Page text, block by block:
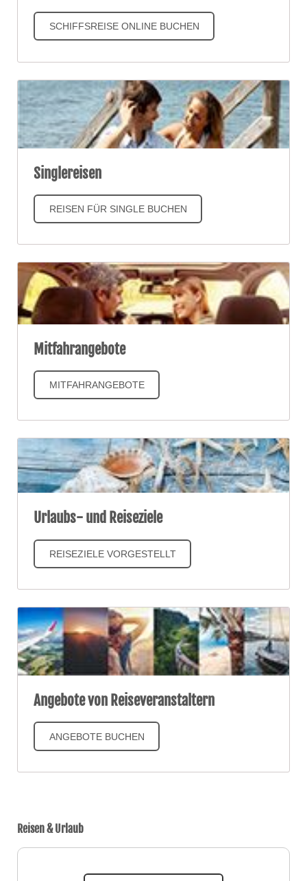
SCHIFFSREISE ONLINE BUCHEN
Singlereisen
REISEN FÜR SINGLE BUCHEN
Mitfahrangebote
MITFAHRANGEBOTE
Urlaubs- und Reiseziele
REISEZIELE VORGESTELLT
Angebote von Reiseveranstaltern
ANGEBOTE BUCHEN
Reisen & Urlaub